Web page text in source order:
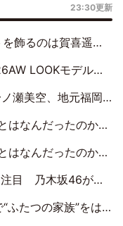
23:30更新
分大人になった私を見ていただけたら」
LOOKモデルに就任
い25周年トップサポーター』に就任
ら、夢眠ねむさんに『てめえはでんぱ組．incなんだよ！』って肩パンされて(笑)」
メイクをしたら、場を完全に引かせてしまって。時代が変わったんだなって」
書道パフォーマンスの舞台裏
香に見送られ、“父”松岡昌宏とはハシゴ酒